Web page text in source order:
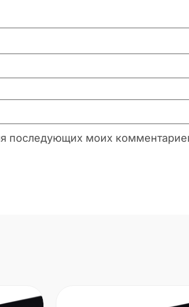
последующих моих